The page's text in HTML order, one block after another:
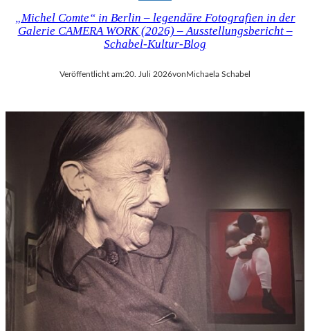
„Michel Comte“ in Berlin – legendäre Fotografien in der
Galerie CAMERA WORK (2026) – Ausstellungsbericht –
Schabel-Kultur-Blog
Veröffentlicht am:20. Juli 2026vonMichaela Schabel